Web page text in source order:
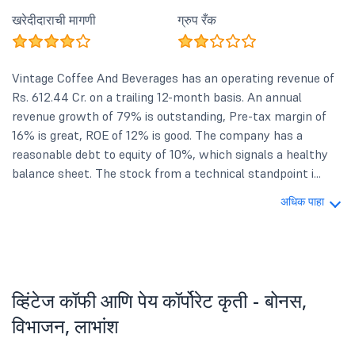
खरेदीदाराची मागणी ग्रुप रँक
Vintage Coffee And Beverages has an operating revenue of
Rs. 612.44 Cr. on a trailing 12-month basis. An annual
revenue growth of 79% is outstanding, Pre-tax margin of
16% is great, ROE of 12% is good. The company has a
reasonable debt to equity of 10%, which signals a healthy
balance sheet. The stock from a technical standpoint i...
अधिक पाहा
व्हिंटेज कॉफी आणि पेय कॉर्पोरेट कृती - बोनस,
विभाजन, लाभांश